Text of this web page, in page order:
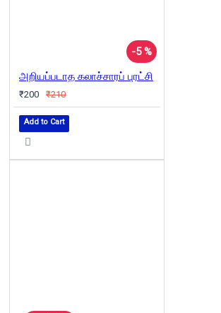
-5 %
அறியப்படாத கலாச்சாரப் புரட்சி
₹200 ₹210
Add to Cart